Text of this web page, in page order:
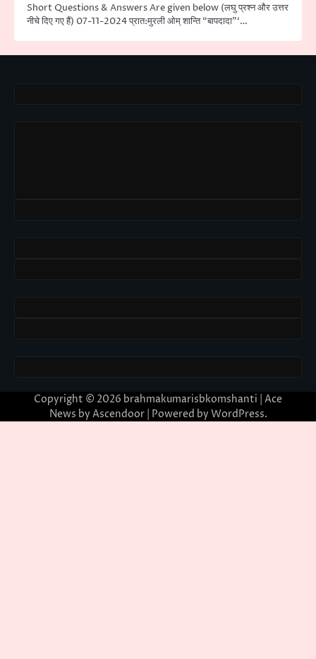
Short Questions & Answers Are given below (लघु प्रश्न और उत्तर
नीचे दिए गए हैं) 07-11-2024 प्रात:मुरली ओम् शान्ति “बापदादा”‘…
Copyright © 2026 brahmakumarisbkomshanti | Ace
News by Ascendoor| Powered by WordPress.